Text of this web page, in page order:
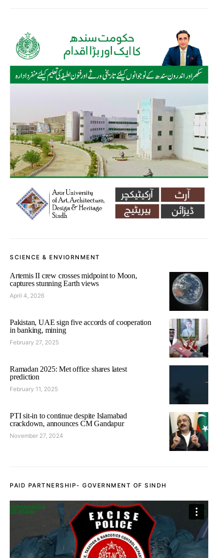
SCIENCE & ENVIORNMENT
Artemis II crew crosses midpoint to Moon,
captures stunning Earth views
April 4, 2026
Pakistan, UAE sign five accords of cooperation
in banking, mining
February 27, 2025
Ramadan 2025: Met office shares latest
prediction
February 11, 2025
PTI sit-in to continue despite Islamabad
crackdown, announces CM Gandapur
November 27, 2024
PAID PARTNERSHIP- GOVERNMENT OF SINDH